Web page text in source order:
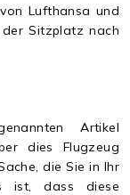
Lufthansa und
Sitzplatz nach
Artikel
dies Flugzeug
die Sie in Ihr
ist, dass diese